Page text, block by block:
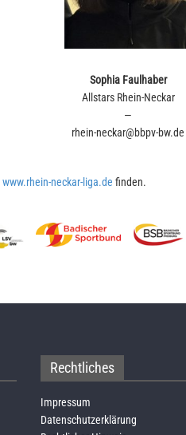
Sophia Faulhaber
Allstars Rhein-Neckar
—
rhein-neckar@bbpv-bw.de
www.rhein-neckar-liga.de finden.
Rechtliches
Impressum
Datenschutzerklärung